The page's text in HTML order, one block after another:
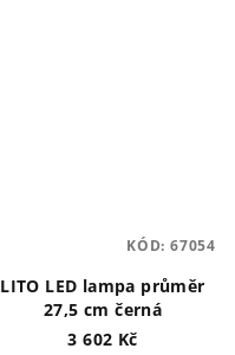
LITO LED lampa průměr
27,5 cm černá
3 602 Kč
KÓD: 67054